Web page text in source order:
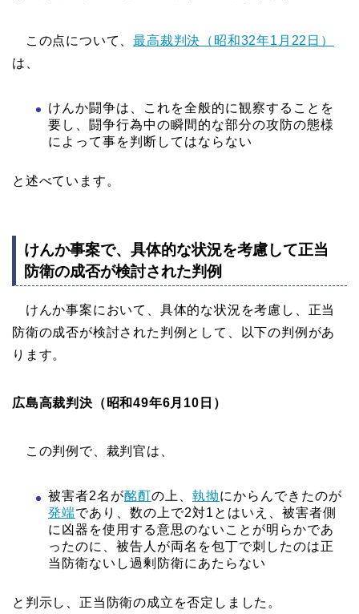
この点について、最高裁判決（昭和32年1月22日）
は、
けんか闘争は、これを全般的に観察することを
要し、闘争行為中の瞬間的な部分の攻防の態様
によって事を判断してはならない
と述べています。
けんか事案で、具体的な状況を考慮して正当
防衛の成否が検討された判例
けんか事案において、具体的な状況を考慮し、正当
防衛の成否が検討された判例として、以下の判例があ
ります。
広島高裁判決（昭和49年6月10日）
この判例で、裁判官は、
被害者2名が酩酊の上、 執拗にからんできたのが
発端であり、数の上で2対1とはいえ、被害者側
に凶器を使用する意思のないことが明らかであ
ったのに、被告人が両名を包丁で刺したのは正
当防衛ないし過剰防衛にあたらない
と判示し、正当防衛の成立を否定しました。